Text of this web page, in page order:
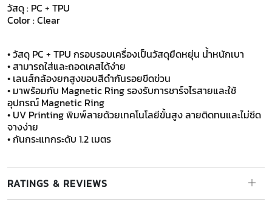
วัสดุ : PC + TPU
Color : Clear
​• วัสดุ PC + TPU กรอบรอบเครื่องเป็นวัสดุยืดหยุ่น น้ำหนักเบา
• สามารถใส่และถอดเคสได้ง่าย
• เลนส์กล้องยกสูงขอบสีดำกันรอยขีดข่วน
• มาพร้อมกับ Magnetic Ring รองรับการชาร์จไรสายและใช้
อุปกรณ์ Magnetic Ring
• UV Printing พิมพ์ลายด้วยเทคโนโลยีขั้นสูง ลายติดทนและไม่ซีด
จางง่าย
​​​​​​​• กันกระแทกระดับ 1.2 เมตร
RATINGS & REVIEWS